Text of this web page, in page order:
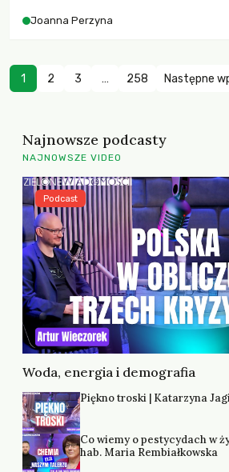
zachodzących zmian klimatycznych.
Joanna Perzyna
1 2 3 … 258 Następne
Najnowsze podcasty
NAJNOWSZE VIDEO
Woda, energia i demografia
Podcast
Piękno troski | Katarzyna
Co wiemy o pestycydach w
hab. Maria Rembiałkowska